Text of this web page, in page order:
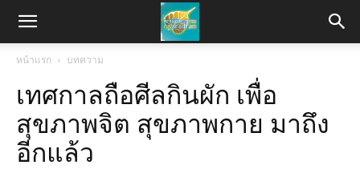
หน้าแรก บทความ
เทศกาลถือศีลกินผัก เพื่อ
สุขภาพจิต สุขภาพกาย มาถึง
อีกแล้ว